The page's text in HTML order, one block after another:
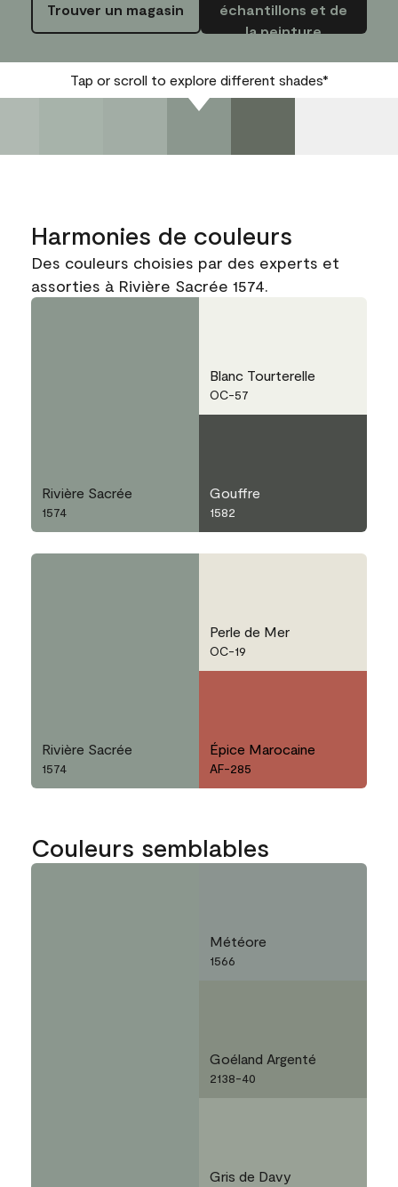
Trouver un magasin
échantillons et de
la peinture
Tap or scroll to explore different shades*
Harmonies de couleurs
Des couleurs choisies par des experts et
assorties à Rivière Sacrée 1574.
Rivière Sacrée
1574
Blanc Tourterelle
OC-57
Gouffre
1582
Rivière Sacrée
1574
Perle de Mer
OC-19
Épice Marocaine
AF-285
Couleurs semblables
Météore
1566
Goéland Argenté
2138-40
Gris de Davy